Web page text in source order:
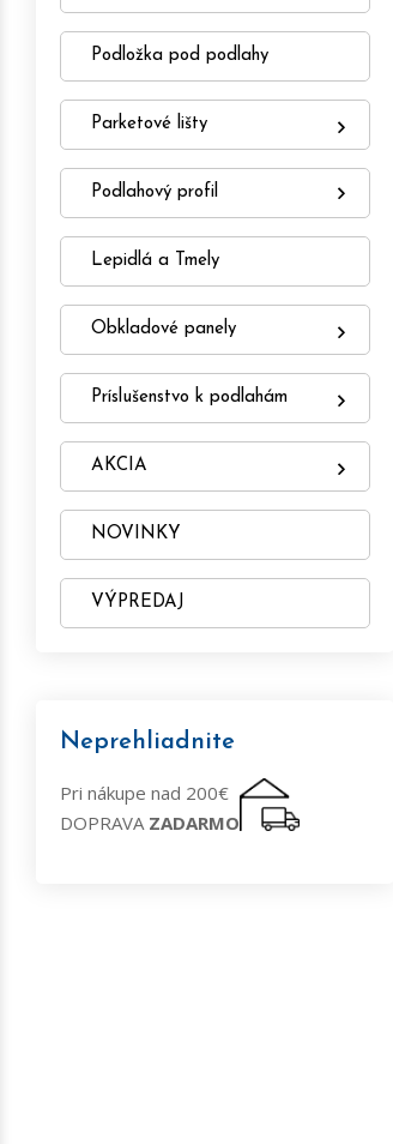
Podložka pod podlahy
Parketové lišty
Podlahový profil
Lepidlá a Tmely
Obkladové panely
Príslušenstvo k podlahám
AKCIA
NOVINKY
VÝPREDAJ
Neprehliadnite
Pri nákupe nad 200€
DOPRAVA ZADARMO